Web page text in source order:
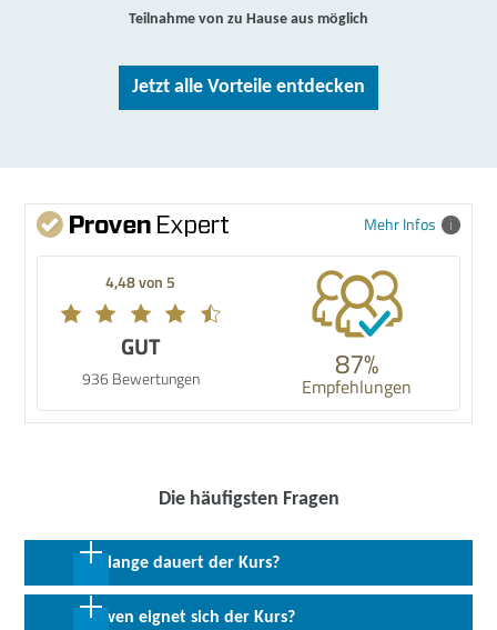
Teilnahme von zu Hause aus möglich
Jetzt alle Vorteile entdecken
Mehr Infos
4,48 von 5
GUT
936 Bewertungen 87%
Empfehlungen
Die häufigsten Fragen
Wie lange dauert der Kurs?
2 Wochen in Vollzeit
Für wen eignet sich der Kurs?